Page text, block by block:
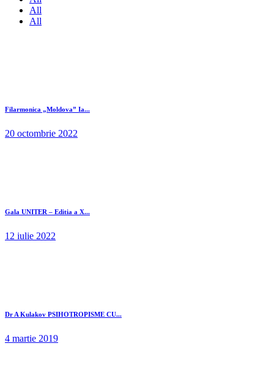
All
All
Filarmonica „Moldova” Ia...
20 octombrie 2022
Gala UNITER – Editia a X...
12 iulie 2022
Dr A Kulakov PSIHOTROPISME CU...
4 martie 2019